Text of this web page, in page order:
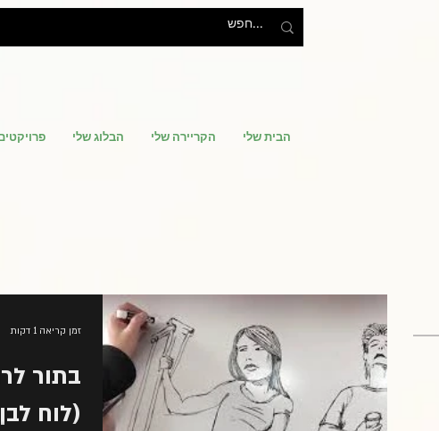
הבלוג שלי הקריירה שלי הבית שלי
בתור
(לוח
זמן קריאה 1 דקות